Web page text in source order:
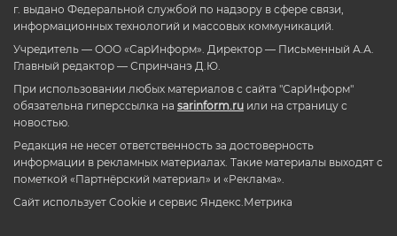
г. выдано Федеральной службой по надзору в сфере связи,
информационных технологий и массовых коммуникаций.
Учредитель — ООО «СарИнформ». Директор — Письменный А.А.
Главный редактор — Спринчанэ Д.Ю.
При использовании любых материалов с сайта "СарИнформ"
обязательна гиперссылка на sarinform.ru или на страницу с
новостью.
Редакция не несет ответственность за достоверность
информации в рекламных материалах. Такие материалы выходят с
пометкой «Партнёрский материал» и «Реклама».
Сайт использует Cookie и сервиc Яндекс.Метрика